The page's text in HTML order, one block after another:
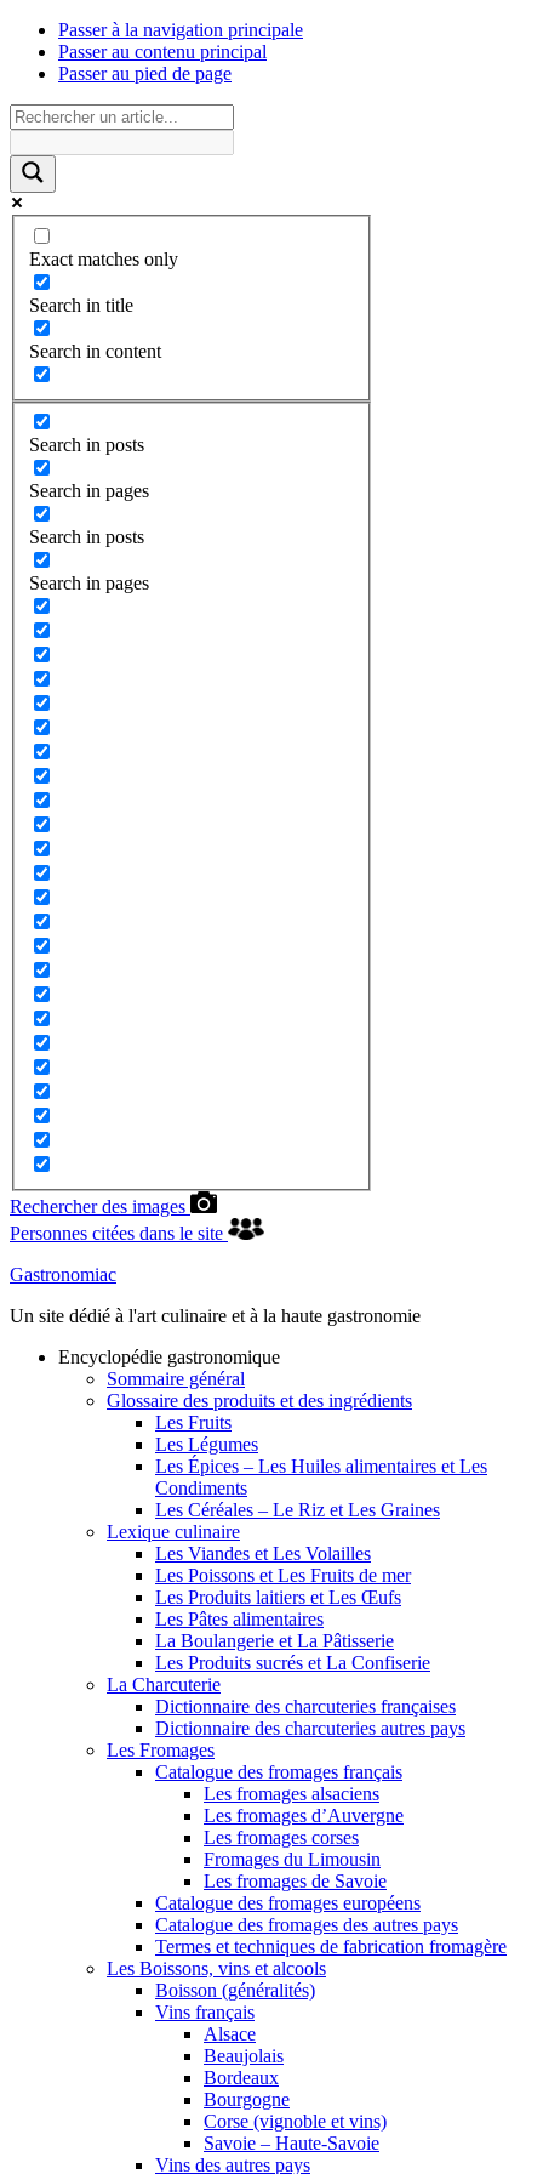
Passer à la navigation principale
Passer au contenu principal
Passer au pied de page
Exact matches only
Search in title
Search in content
Search in posts
Search in pages
Search in posts
Search in pages
Rechercher des images
Personnes citées dans le site
Gastronomiac
Un site dédié à l'art culinaire et à la haute gastronomie
Encyclopédie gastronomique
Sommaire général
Glossaire des produits et des ingrédients
Les Fruits
Les Légumes
Les Épices – Les Huiles alimentaires et Les
Condiments
Les Céréales – Le Riz et Les Graines
Lexique culinaire
Les Viandes et Les Volailles
Les Poissons et Les Fruits de mer
Les Produits laitiers et Les Œufs
Les Pâtes alimentaires
La Boulangerie et La Pâtisserie
Les Produits sucrés et La Confiserie
La Charcuterie
Dictionnaire des charcuteries françaises
Dictionnaire des charcuteries autres pays
Les Fromages
Catalogue des fromages français
Les fromages alsaciens
Les fromages d’Auvergne
Les fromages corses
Fromages du Limousin
Les fromages de Savoie
Catalogue des fromages européens
Catalogue des fromages des autres pays
Termes et techniques de fabrication fromagère
Les Boissons, vins et alcools
Boisson (généralités)
Vins français
Alsace
Beaujolais
Bordeaux
Bourgogne
Corse (vignoble et vins)
Savoie – Haute-Savoie
Vins des autres pays